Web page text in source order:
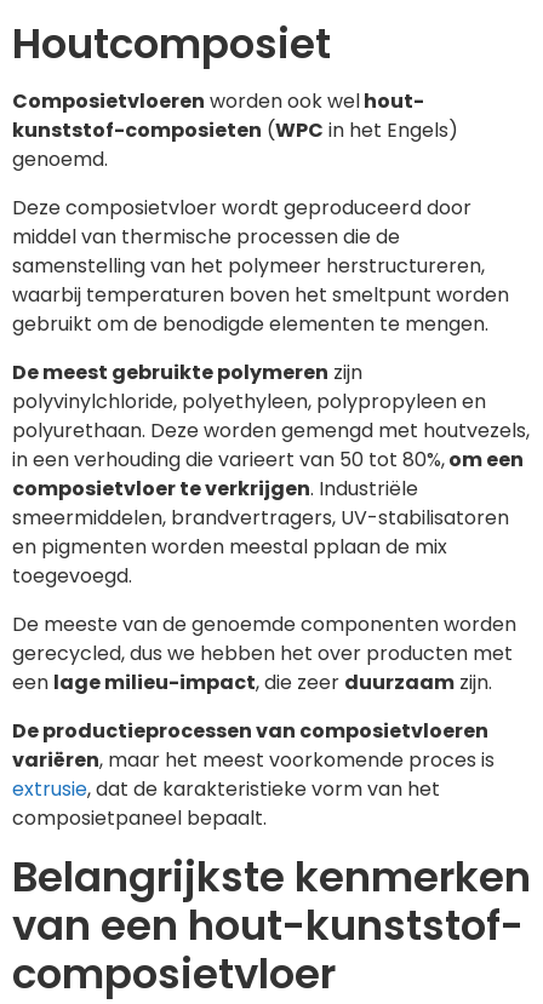
Houtcomposiet
Composietvloeren worden ook welhout-
kunststof-composieten (WPC in het Engels)
genoemd.
Deze composietvloer wordt geproduceerd door
middel van thermische processen die de
samenstelling van het polymeer herstructureren,
waarbij temperaturen boven het smeltpunt worden
gebruikt om de benodigde elementen te mengen.
De meest gebruikte polymeren zijn
polyvinylchloride, polyethyleen, polypropyleen en
polyurethaan. Deze worden gemengd met houtvezels,
in een verhouding die varieert van 50 tot 80%,om een
composietvloer te verkrijgen. Industriële
smeermiddelen, brandvertragers, UV-stabilisatoren
en pigmenten worden meestal pplaan de mix
toegevoegd.
De meeste van de genoemde componenten worden
gerecycled, dus we hebben het over producten met
een lage milieu-impact, die zeer duurzaam zijn.
De productieprocessen van composietvloeren
variëren, maar het meest voorkomende proces is
extrusie, dat de karakteristieke vorm van het
composietpaneel bepaalt.
Belangrijkste kenmerken
van een hout-kunststof-
composietvloer